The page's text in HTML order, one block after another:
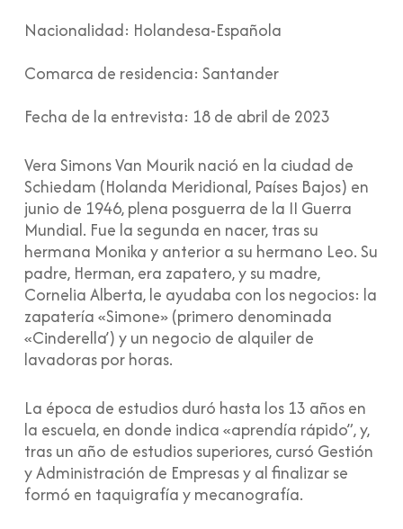
Nacionalidad: Holandesa-Española
Comarca de residencia: Santander
Fecha de la entrevista: 18 de abril de 2023
Vera Simons Van Mourik nació en la ciudad de
Schiedam (Holanda Meridional, Países Bajos) en
junio de 1946, plena posguerra de la II Guerra
Mundial. Fue la segunda en nacer, tras su
hermana Monika y anterior a su hermano Leo. Su
padre, Herman, era zapatero, y su madre,
Cornelia Alberta, le ayudaba con los negocios: la
zapatería «Simone» (primero denominada
«Cinderella’) y un negocio de alquiler de
lavadoras por horas.
La época de estudios duró hasta los 13 años en
la escuela, en donde indica «aprendía rápido”, y,
tras un año de estudios superiores, cursó Gestión
y Administración de Empresas y al finalizar se
formó en taquigrafía y mecanografía.